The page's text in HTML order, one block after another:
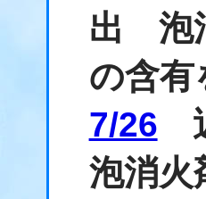
出 泡
の含有
7/26
泡消